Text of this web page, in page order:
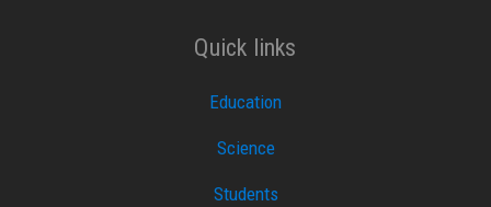
Quick links
Education
Science
Students